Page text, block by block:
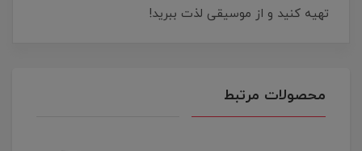
تهیه کنید و از موسیقی لذت ببرید!
محصولات مرتبط